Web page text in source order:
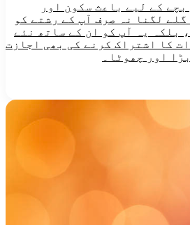
کے لیے باعث سکون اور
لگنا نہ صرف آپ کے رشتے کو
بلکہ یہ آپ کو ان کے ساتھ نئے
کا اشتراک کرنے کی بھی اجازت
اور چھوٹا۔